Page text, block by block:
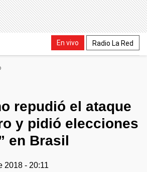
En vivo Radio La Red
repudió el ataque
y pidió elecciones
en Brasil
2018 - 20:11